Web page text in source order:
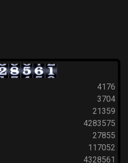
4176
3704
21359
4283575
27855
117052
4328561